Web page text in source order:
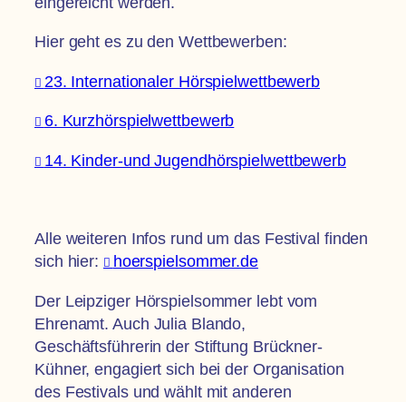
Hier geht es zu den Wettbewerben:
23. Internationaler Hörspielwettbewerb
6. Kurzhörspielwettbewerb
14. Kinder-und Jugendhörspielwettbewerb
Alle weiteren Infos rund um das Festival finden
sich hier:
hoerspielsommer.de
Der Leipziger Hörspielsommer lebt vom
Ehrenamt. Auch Julia Blando,
Geschäftsführerin der Stiftung Brückner-
Kühner, engagiert sich bei der Organisation
des Festivals und wählt mit anderen